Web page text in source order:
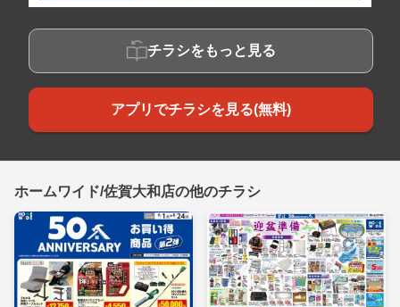
チラシをもっと見る
アプリでチラシを見る(無料)
ホームワイド/佐賀大和店の他のチラシ